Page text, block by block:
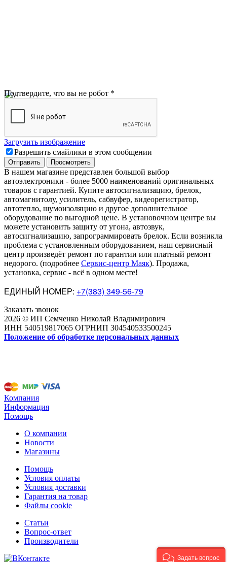
Подтвердите, что вы не робот *
Загрузить изображение
Разрешить смайлики в этом сообщении
В нашем магазине представлен большой выбор
автоэлектроники - более 5000 наименований оригинальных
товаров с гарантией. Купите автосигнализацию, брелок,
автомагнитолу, усилитель, сабвуфер, видеорегистратор,
автотепло, шумоизоляцию и другое дополнительное
оборудование по выгодной цене. В установочном центре вы
можете установить защиту от угона, автозвук,
автосигнализацию, запрограммировать брелок. Если возникла
проблема с установленным оборудованием, наш сервисный
центр произведёт ремонт по гарантии или платный ремонт
недорого. (подробнее Сервис-центр Маяк). Продажа,
установка, сервис - всё в одном месте!
ЕДИНЫЙ НОМЕР: +7(383) 349-56-79
Заказать звонок
2026 © ИП Семченко Николай Владимирович
ИНН 540519817065 ОГРНИП 304540533500245
Положение об обработке персональных данных
Компания
Информация
Помощь
О компании
Новости
Магазины
Помощь
Условия оплаты
Условия доставки
Гарантия на товар
Файлы cookie
Статьи
Вопрос-ответ
Производители
Задать вопрос